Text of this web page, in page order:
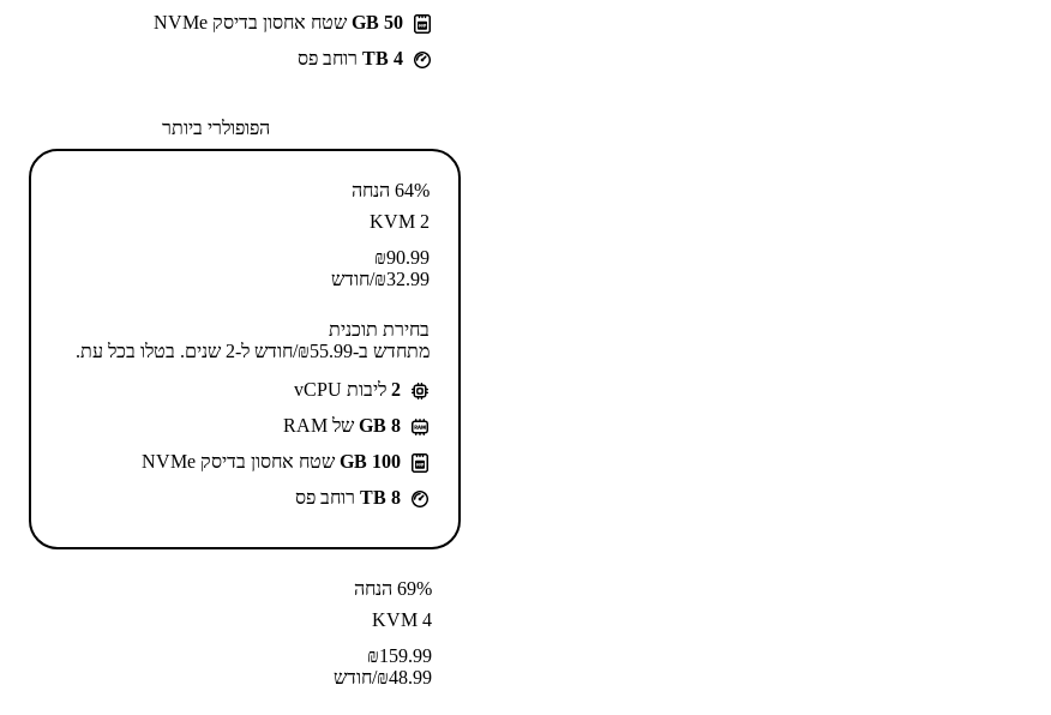
50 GB
שטח אחסון בדיסק NVMe
4 TB
רוחב פס
הפופולרי ביותר
64% הנחה
KVM 2
90.99
₪
32.99
₪/חודש
בחירת תוכנית
מתחדש ב-⁦55.99⁩₪/חודש ל-2 שנים. בטלו בכל עת.
2 ליבות vCPU
GB 8 של RAM
100 GB
שטח אחסון בדיסק NVMe
8 TB
רוחב פס
69% הנחה
KVM 4
159.99
₪
48.99
₪/חודש